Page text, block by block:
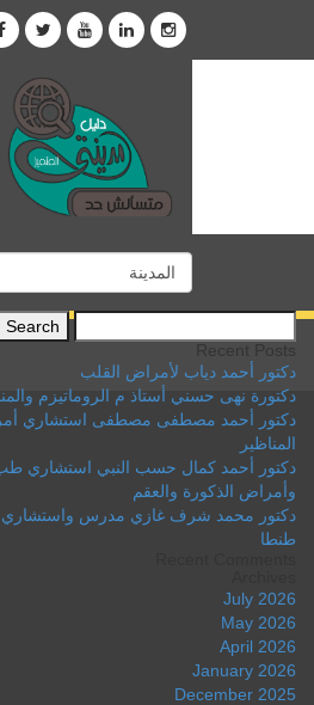
Search
for:
Recent Posts
دكتور أحمد دياب لأمراض القلب
دكتورة نهى حسني أستاذ م الروماتيزم
دكتور أحمد مصطفى مصطفى استشاري
المناظير
دكتور أحمد كمال حسب النبي استشاري طب
وأمراض الذكورة والعقم
دكتور محمد شرف غازي مدرس واستشاري
طنطا
July 2026
May 2026
April 2026
January 2026
December 2025